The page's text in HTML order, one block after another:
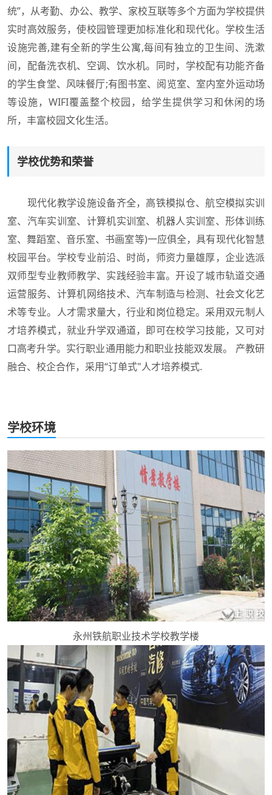
统”，从考勤、办公、教学、家校互联等多个方面为学校提供
实时高效服务，使校园管理更加标准化和现代化。学校生活
设施完善,建有全新的学生公寓,每间有独立的卫生间、洗漱
间，配备洗衣机、空调、饮水机。同时，学校配有功能齐备
的学生食堂、风味餐厅;有图书室、阅览室、室内室外运动场
等设施，WIFI覆盖整个校园，给学生提供学习和休闲的场
所，丰富校园文化生活。
学校优势和荣誉
现代化教学设施设备齐全，高铁模拟仓、航空模拟实训
室、汽车实训室、计算机实训室、机器人实训室、形体训练
室、舞蹈室、音乐室、书画室等)一应俱全，具有现代化智慧
校园平台。学校专业前沿、时尚，师资力量雄厚，企业选派
双师型专业教师教学、实践经验丰富。开设了城市轨道交通
运营服务、计算机网络技术、汽车制造与检测、社会文化艺
术等专业。人才需求量大，行业和岗位稳定。采用双元制人
才培养模式，就业升学双通道，即可在校学习技能，又可对
口高考升学。实行职业通用能力和职业技能双发展。 产教研
融合、校企合作，采用“订单式"人才培养模式.
学校环境
永州铁航职业技术学校教学楼